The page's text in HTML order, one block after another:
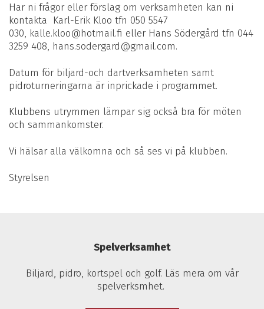
Har ni frågor eller förslag om verksamheten kan ni
kontakta Karl-Erik Kloo tfn 050 5547
030, kalle.kloo@hotmail.fi eller Hans Södergård tfn 044
3259 408, hans.sodergard@gmail.com.
Datum för biljard-och dartverksamheten samt
pidroturneringarna är inprickade i programmet.
Klubbens utrymmen lämpar sig också bra för möten
och sammankomster.
Vi hälsar alla välkomna och så ses vi på klubben.
Styrelsen
Spelverksamhet
Biljard, pidro, kortspel och golf. Läs mera om vår
spelverksmhet.